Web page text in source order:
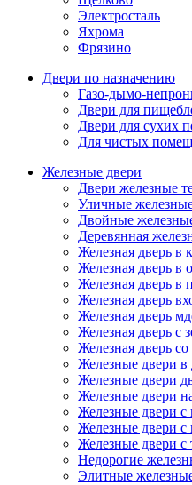
Электросталь
Яхрома
Фрязино
Двери по назначению
Газо-дымо-
Двери для
Двери для сухих
Для чистых
Железные двери
Двери железные
Уличные
Двойные
Деревянная
Железная дверь в
Железная дверь в
Железная дверь в
Железная дверь
Железная дверь
Железная дверь с
Железная дверь
Железные двери
Железные двери
Железные двери
Железные двери с
Железные двери
Железные двери с
Недорогие
Элитные